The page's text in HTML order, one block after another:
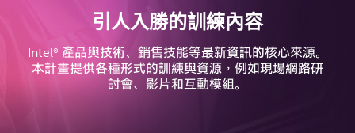
引人入勝的訓練內容
Intel® 產品與技術、銷售技能等最新資訊的核心來源。
本計畫提供各種形式的訓練與資源，例如現場網路研
討會、影片和互動模組。